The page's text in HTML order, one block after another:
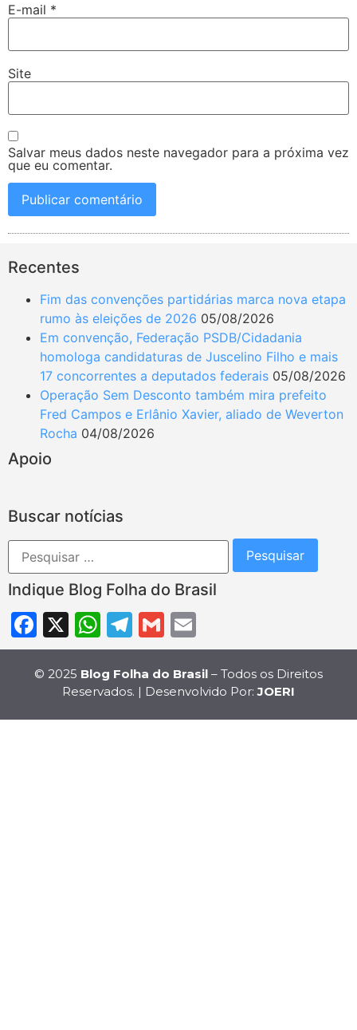
E-mail *
Site
Salvar meus dados neste navegador para a próxima vez
que eu comentar.
Recentes
Fim das convenções partidárias marca nova etapa
rumo às eleições de 2026 05/08/2026
Em convenção, Federação PSDB/Cidadania
homologa candidaturas de Juscelino Filho e mais
17 concorrentes a deputados federais 05/08/2026
Operação Sem Desconto também mira prefeito
Fred Campos e Erlânio Xavier, aliado de Weverton
Rocha 04/08/2026
Apoio
Buscar notícias
Indique Blog Folha do Brasil
Facebook
X WhatsApp
Telegram
Gmail
© 2025 Blog Folha do Brasil – Todos os Direitos
Reservados. | Desenvolvido Por:JOERI